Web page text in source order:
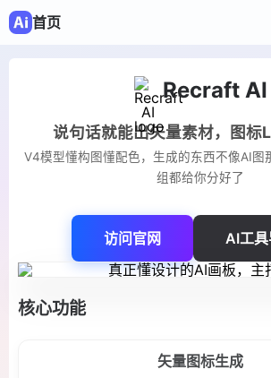
首页
Recraft AI
说句话就能出矢量素材，图标
V4模型懂构图懂配色，生成的东西不像AI图
组都给你分好了
访问官网 AI工
核心功能
矢量图标生成